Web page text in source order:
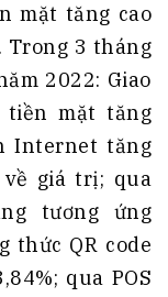
mặt tăng cao
Trong 3 tháng
2022: Giao
tiền mặt tăng
Internet tăng
về giá trị; qua
tương ứng
thức QR code
qua POS